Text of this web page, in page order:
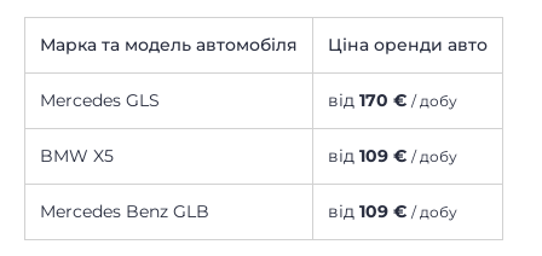
Марка та модель автомобіля Ціна оренди авто
Mercedes GLS від 170 € / добу
BMW X5 від 109 € / добу
Mercedes Benz GLB від 109 € / добу